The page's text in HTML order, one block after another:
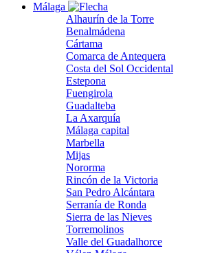
Málaga
Alhaurín de la Torre
Benalmádena
Cártama
Comarca de Antequera
Costa del Sol Occidental
Estepona
Fuengirola
Guadalteba
La Axarquía
Málaga capital
Marbella
Mijas
Nororma
Rincón de la Victoria
San Pedro Alcántara
Serranía de Ronda
Sierra de las Nieves
Torremolinos
Valle del Guadalhorce